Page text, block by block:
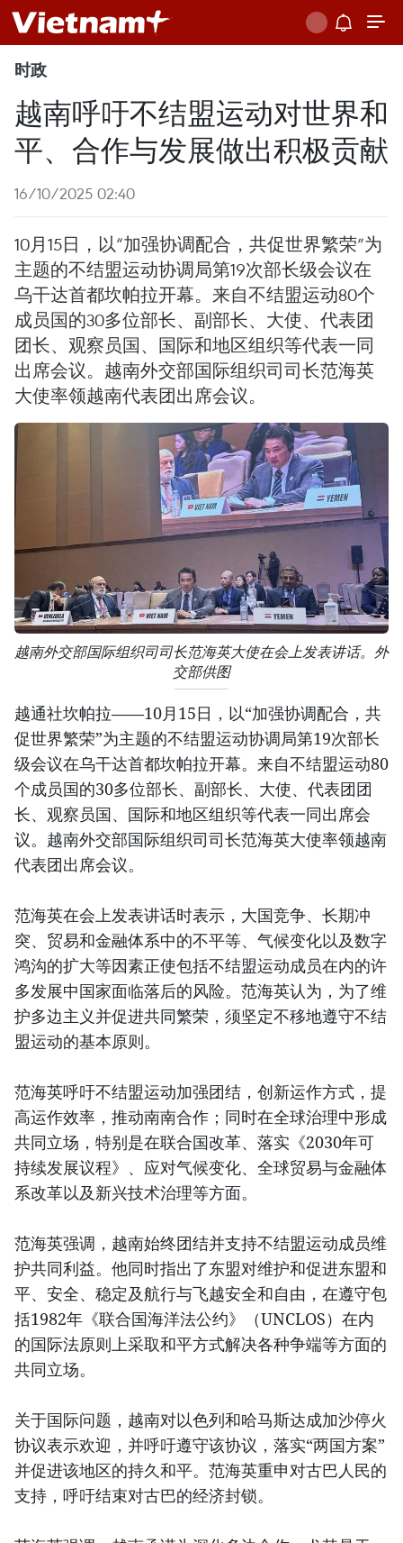
时政
越南呼吁不结盟运动对世界和
平、合作与发展做出积极贡献
16/10/2025 02:40
10月15日，以“加强协调配合，共促世界繁荣”为
主题的不结盟运动协调局第19次部长级会议在
乌干达首都坎帕拉开幕。来自不结盟运动80个
成员国的30多位部长、副部长、大使、代表团
团长、观察员国、国际和地区组织等代表一同
出席会议。越南外交部国际组织司司长范海英
大使率领越南代表团出席会议。
越南外交部国际组织司司长范海英大使在会上发表讲话。外
交部供图
越通社坎帕拉——10月15日，以“加强协调配合，共
促世界繁荣”为主题的不结盟运动协调局第19次部长
级会议在乌干达首都坎帕拉开幕。来自不结盟运动80
个成员国的30多位部长、副部长、大使、代表团团
长、观察员国、国际和地区组织等代表一同出席会
议。越南外交部国际组织司司长范海英大使率领越南
代表团出席会议。
范海英在会上发表讲话时表示，大国竞争、长期冲
突、贸易和金融体系中的不平等、气候变化以及数字
鸿沟的扩大等因素正使包括不结盟运动成员在内的许
多发展中国家面临落后的风险。范海英认为，为了维
护多边主义并促进共同繁荣，须坚定不移地遵守不结
盟运动的基本原则。
范海英呼吁不结盟运动加强团结，创新运作方式，提
高运作效率，推动南南合作；同时在全球治理中形成
共同立场，特别是在联合国改革、落实《2030年可
持续发展议程》、应对气候变化、全球贸易与金融体
系改革以及新兴技术治理等方面。
范海英强调，越南始终团结并支持不结盟运动成员维
护共同利益。他同时指出了东盟对维护和促进东盟和
平、安全、稳定及航行与飞越安全和自由，在遵守包
括1982年《联合国海洋法公约》（UNCLOS）在内
的国际法原则上采取和平方式解决各种争端等方面的
共同立场。
关于国际问题，越南对以色列和哈马斯达成加沙停火
协议表示欢迎，并呼吁遵守该协议，落实“两国方案”
并促进该地区的持久和平。范海英重申对古巴人民的
支持，呼吁结束对古巴的经济封锁。